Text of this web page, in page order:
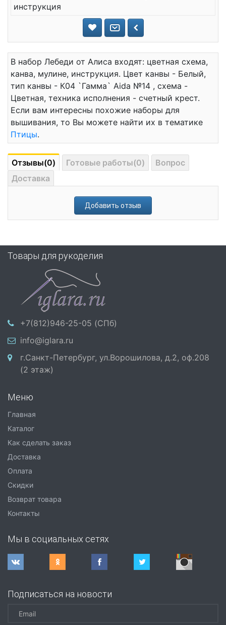
инструкция
В набор Лебеди от Алиса входят: цветная схема,
канва, мулине, инструкция. Цвет канвы - Белый,
тип канвы - К04 `Гамма` Aida №14 , схема -
Цветная, техника исполнения - счетный крест.
Если вам интересны похожие наборы для
вышивания, то Вы можете найти их в тематике
Птицы.
Отзывы(0) Готовые работы(0)
Вопрос
Доставка
Добавить отзыв
Товары для рукоделия
+7(812)946-25-05 (СПб)
info@iglara.ru
г.Санкт-Петербург, ул.Ворошилова, д.2, оф.208
(2 этаж)
Меню
Главная
Каталог
Как сделать заказ
Доставка
Оплата
Скидки
Возврат товара
Контакты
Мы в социальных сетях
Подписаться на новости